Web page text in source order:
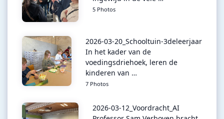
5 Photos
2026-03-20_Schooltuin-3deleerjaar
In het kader van de
voedingsdriehoek, leren de
kinderen van …
7 Photos
2026-03-12_Voordracht_AI